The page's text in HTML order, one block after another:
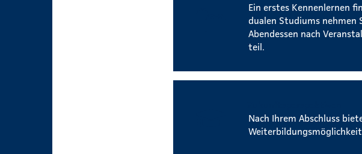
Ein erstes Kennenlernen
dualen Studiums nehmen
Abendessen nach
teil.
Nach Ihrem Abschluss